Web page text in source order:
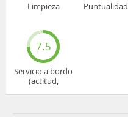
Limpieza Puntualidad
7.5
Servicio a bordo
(actitud,